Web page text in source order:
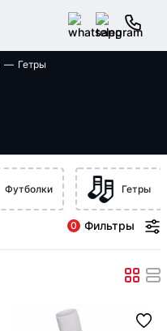
Гетры
Футболки Гетры
0 Фильтры